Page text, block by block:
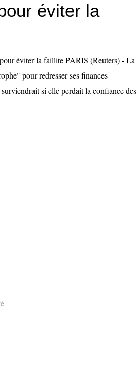
éviter la
éviter la faillite PARIS (Reuters) - La
pour redresser ses finances
si elle perdait la confiance des